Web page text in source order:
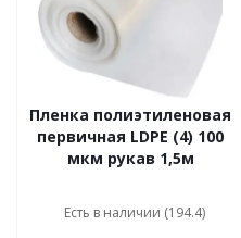
Пленка полиэтиленовая
первичная LDPE (4) 100
мкм рукав 1,5м
Есть в наличии (194.4)